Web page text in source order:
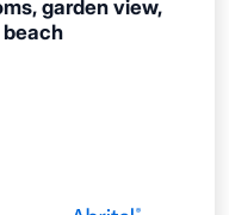
garden view,
beach
Terrasse